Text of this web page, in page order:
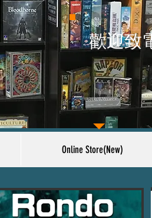
歡迎致
Online Store(New)